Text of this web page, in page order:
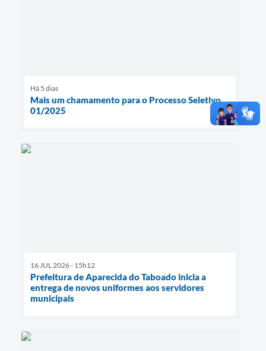
Há 5 dias
Mais um chamamento para o Processo Seletivo
01/2025
16 JUL 2026 - 15h12
Prefeitura de Aparecida do Taboado inicia a
entrega de novos uniformes aos servidores
municipais